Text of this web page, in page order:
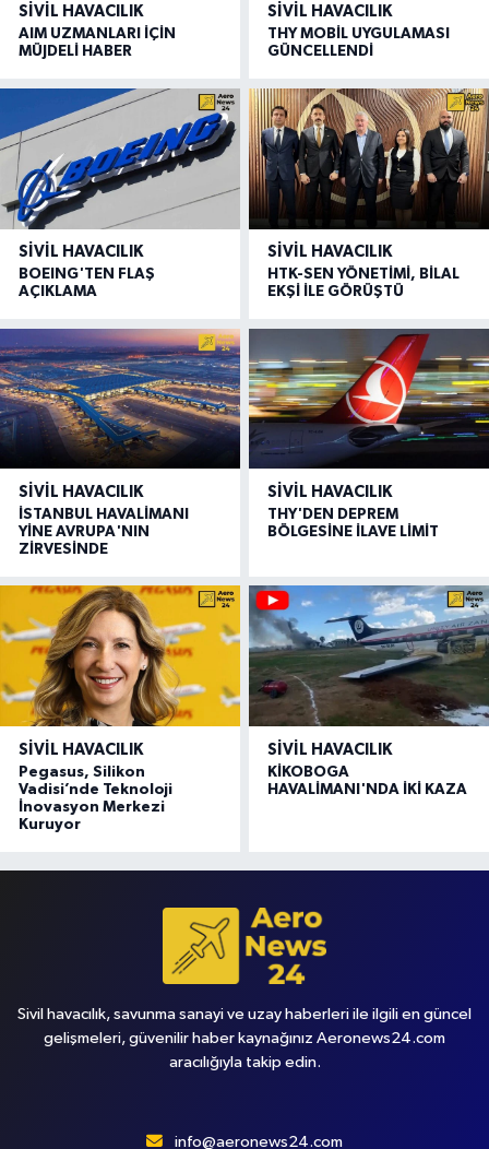
SIVIL HAVACILIK
AIM UZMANLARI İÇİN
MÜJDELİ HABER
SIVIL HAVACILIK
THY MOBİL UYGULAMASI
GÜNCELLENDİ
SIVIL HAVACILIK
BOEING'TEN FLAŞ
AÇIKLAMA
SIVIL HAVACILIK
HTK-SEN YÖNETİMİ, BİLAL
EKŞİ İLE GÖRÜŞTÜ
SIVIL HAVACILIK
İSTANBUL HAVALİMANI
YİNE AVRUPA'NIN
ZİRVESİNDE
SIVIL HAVACILIK
THY'DEN DEPREM
BÖLGESİNE İLAVE LİMİT
SIVIL HAVACILIK
Pegasus, Silikon
Vadisi’nde Teknoloji
İnovasyon Merkezi
Kuruyor
SIVIL HAVACILIK
KİKOBOGA
HAVALİMANI'NDA İKİ KAZA
Sivil havacılık, savunma sanayi ve uzay haberleri ile ilgili en güncel
gelişmeleri, güvenilir haber kaynağınız Aeronews24.com
aracılığıyla takip edin.
info@aeronews24.com